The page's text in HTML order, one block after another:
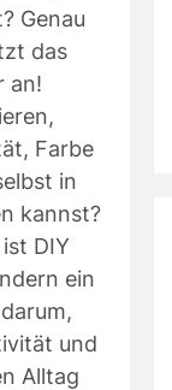
Genau
das
an!
Farbe
in
kannst?
DIY
ein
und
Alltag